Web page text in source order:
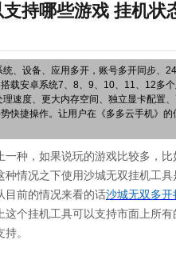
持哪些游戏 挂机状
、设备、应用多开，账号多开同步、
载安卓系统7、8、9、10、11、12多
速度、更大内存空间、独立显卡配置
快捷操作。让用户在《多多云手机》
种，如果说玩的游戏比较多，
情况之下使用沙城无双挂机工
目前的情况来看的话沙城无双多开
个挂机工具可以支持市面上所
。